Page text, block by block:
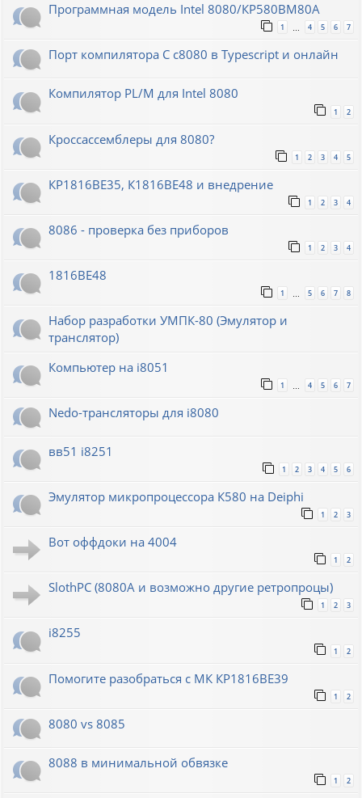
Программная модель Intel 8080/КР580ВМ80А
1 … 4 5 6 7
Порт компилятора С с8080 в Typescript и онлайн
Компилятор PL/M для Intel 8080
1 2
Кроссассемблеры для 8080?
1 2 3 4 5
КР1816ВЕ35, К1816ВЕ48 и внедрение
1 2 3 4
8086 - проверка без приборов
1 2 3 4
1816ВЕ48
1 5 6 7 8
Набор разработки УМПК-80 (Эмулятор и
транслятор)
Компьютер на i8051
1 … 4 5 6 7
Nedo-трансляторы для i8080
вв51 i8251
1 2 3 4 5 6
Эмулятор микропроцессора К580 на Deiphi
1 2 3
Вот оффдоки на 4004
1 2
SlothPC (8080A и возможно другие ретропроцы)
1 2 3
i8255
1 2
Помогите разобраться с МК КР1816ВЕ39
1 2
8080 vs 8085
8088 в минимальной обвязке
1 2